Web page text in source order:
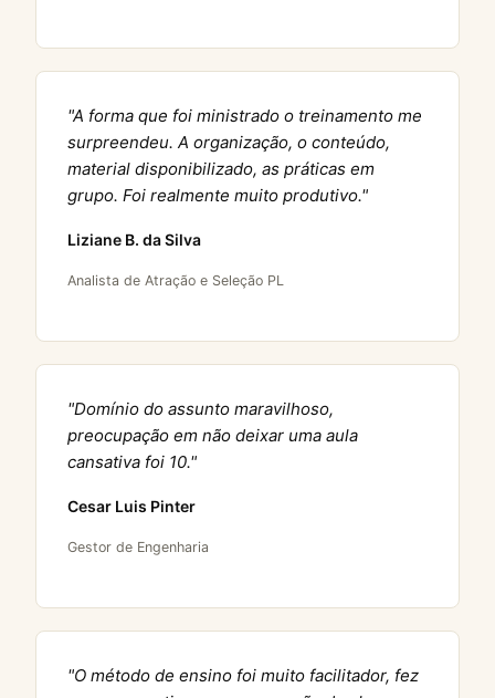
"A forma que foi ministrado o treinamento me
surpreendeu. A organização, o conteúdo,
material disponibilizado, as práticas em
grupo. Foi realmente muito produtivo."
Liziane B. da Silva
Analista de Atração e Seleção PL
"Domínio do assunto maravilhoso,
preocupação em não deixar uma aula
cansativa foi 10."
Cesar Luis Pinter
Gestor de Engenharia
"O método de ensino foi muito facilitador, fez